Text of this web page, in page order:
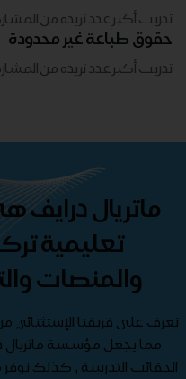
تدريب أكبر عدد تريده من
حقوق طباعة غير محدودة
تدريب أكبر عدد تريده من
ماتريال
تعليمية
والمنصات
تعرف على فريقنا الإستثنائي
مما يجعل مؤسسة ماتريال
الحقائب التدريبية , كذلك